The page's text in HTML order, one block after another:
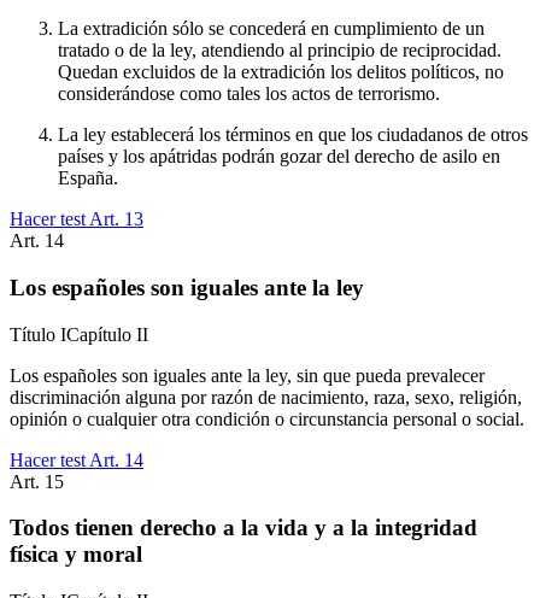
La extradición sólo se concederá en cumplimiento de un
tratado o de la ley, atendiendo al principio de reciprocidad.
Quedan excluidos de la extradición los delitos políticos, no
considerándose como tales los actos de terrorismo.
La ley establecerá los términos en que los ciudadanos de otros
países y los apátridas podrán gozar del derecho de asilo en
España.
Hacer test Art. 13
Art. 14
Los españoles son iguales ante la ley
Título ICapítulo II
Los españoles son iguales ante la ley, sin que pueda prevalecer
discriminación alguna por razón de nacimiento, raza, sexo, religión,
opinión o cualquier otra condición o circunstancia personal o social.
Hacer test Art. 14
Art. 15
Todos tienen derecho a la vida y a la integridad
física y moral